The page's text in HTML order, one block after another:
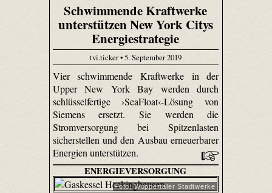
Schwimmende Kraftwerke
unterstützen New York Citys
Energiestrategie
tvi.ticker • 5. September 2019
Vier schwimmende Kraftwerke in der
Upper New York Bay werden durch
schlüsselfertige ›SeaFloat‹-Lösung von
Siemens ersetzt. Sie werden die
Stromversorgung bei Spitzenlasten
sicherstellen und den Ausbau erneuerbarer
Energien unterstützen.
ENERGIEVERSORGUNG
Foto: Wuppertaler Stadtwerke